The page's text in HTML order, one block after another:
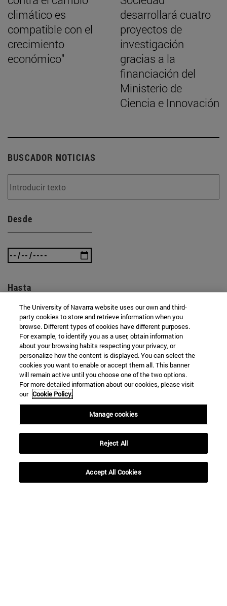
climático es
compatible con el
crecimiento
económico"
desarrollará cuatro
proyectos de
investigación
gracias a la
financiación del
Ministerio de
Ciencia e Innovación
BUSCADOR NOTICIAS
Desde
Hasta
BUSCAR
The University of Navarra website uses our own and third-
party cookies to store and retrieve information when you
browse. Different types of cookies have different purposes.
For example, to identify you as a user, obtain information
about your browsing habits respecting your privacy, or
personalize how the content is displayed. You can select the
cookies you want to enable or accept them all. This banner
will remain active until you choose one of the two options.
For more detailed information about our cookies, please visit
our Cookie Policy.
Manage cookies
Reject All
Accept All Cookies